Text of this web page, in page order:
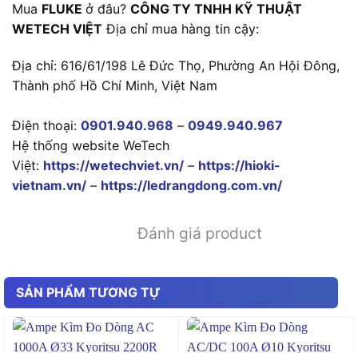
Mua FLUKE ở đâu? CÔNG TY TNHH KỸ THUẬT
WETECH VIỆT Địa chỉ mua hàng tin cậy:
Địa chỉ: 616/61/198 Lê Đức Thọ, Phường An Hội Đông,
Thành phố Hồ Chí Minh, Việt Nam
Điện thoại: 0901.940.968 – 0949.940.967
Hệ thống website WeTech
Việt: https://wetechviet.vn/ – https://hioki-
vietnam.vn/ – https://ledrangdong.com.vn/
Đánh giá product
SẢN PHẨM TƯƠNG TỰ